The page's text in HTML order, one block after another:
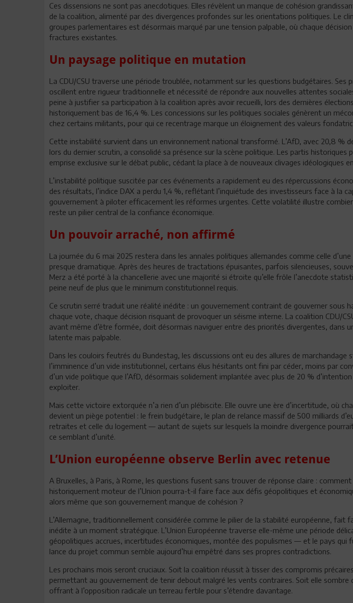
Ces dissensions ne sont pas anecdotiques. Elles révèlent un manque de cohésion
de la coalition, alimenté par des divergences profondes sur les orientations politiques. Le
groupes parlementaires est désormais marqué par une tension palpable, où chaque
fractures existantes.
Un paysage politique en mutation
La CDU/CSU traverse une période troublée, notamment sur les questions budgétaires. Ses
oscillent entre rigueur traditionnelle et nécessité de répondre aux nouvelles attentes
peine à justifier sa participation à la coalition après avoir recueilli, lors des dernières
historiquement bas de 16,4 %. Les concessions sur les politiques sociales génèrent un
chez certains militants, pour qui ce recentrage marque un éloignement des valeurs
Cette instabilité survient dans un environnement national transformé. L’AfD, avec 20,8 %
lors du dernier scrutin, a consolidé sa présence sur la scène politique. Les partis historiques
emprise exclusive sur le débat public, cédant la place à de nouveaux clivages idéologiques
L’instabilité politique suscitée par ces événements a rapidement eu des répercussions
des résultats, l’indice DAX a perdu 1,4 %, reflétant l’inquiétude des investisseurs face à la
gouvernement à piloter efficacement les réformes urgentes. Cette volatilité illustre
reste un pilier central de la confiance économique.
Un pouvoir arraché, non affirmé
La journée du 6 mai 2025 restera dans les annales politiques allemandes comme celle
presque dramatique. Après des heures de tractations épuisantes, parfois silencieuses,
Merz a été porté à la chancellerie avec une majorité si étroite qu’elle frôle l’anecdote
peine neuf de plus que le minimum constitutionnel requis.
Ce scrutin serré traduit une réalité inédite : un gouvernement contraint de gouverner sous
chaque vote, chaque décision risquant de provoquer un séisme interne. La coalition CDU/
avant même d’être formée, doit désormais naviguer entre des priorités divergentes, dans
latente mais palpable.
Dans les couloirs feutrés du Bundestag, les discussions ont eu des allures de marchandage
l’imminence d’un vide institutionnel, certains élus hésitants ont fini par céder, moins par
d’un vide politique que l’AfD, désormais solidement implantée avec plus de 20 %
exploiter.
Mais cette victoire extorquée n’a rien d’un plébiscite. Elle ouvre une ère d’incertitude, où
devient un piège potentiel : le frein budgétaire, le plan de relance massif de 500 milliards
retraites et celle du logement — autant de sujets sur lesquels la moindre divergence
ce semblant d’unité.
L’Union européenne observe Berlin avec retenue
A Bruxelles, à Paris, à Rome, les questions fusent sans trouver de réponse claire : comment
historiquement moteur de l’Union pourra-t-il faire face aux défis géopolitiques et
alors même que son gouvernement manque de cohésion ?
L’Allemagne, traditionnellement considérée comme le pilier de la stabilité européenne, fait
inédite à un moment stratégique. L’Union Européenne traverse elle-même une période
géopolitiques accrues, incertitudes économiques, montée des populismes — et le pays qui
lance du projet commun semble aujourd’hui empêtré dans ses propres contradictions.
Les prochains mois seront cruciaux. Soit la coalition réussit à tisser des compromis
permettant au gouvernement de tenir debout malgré les vents contraires. Soit elle sombre
offrant à l’opposition radicale un terreau fertile pour s’étendre davantage.